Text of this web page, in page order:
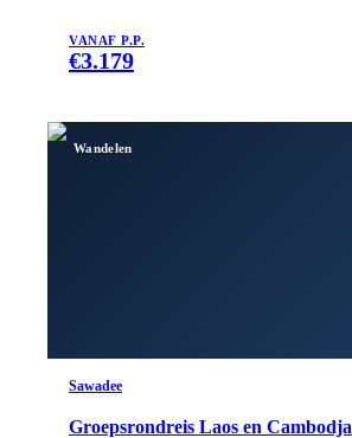
VANAF P.P.
€3.179
Wandelen
Sawadee
Groepsrondreis Laos en Cambodja